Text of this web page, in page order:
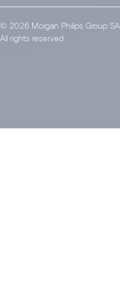
© 2026 Morgan Philips Group SA
All rights reserved